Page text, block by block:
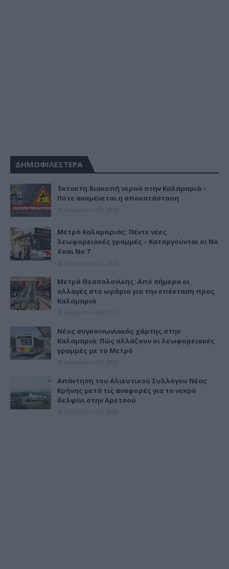
ΔΗΜΟΦΙΛΕΣΤΕΡΑ
Έκτακτη διακοπή νερού στην Καλαμαριά –
Πότε αναμένεται η αποκατάσταση
Μετρό Καλαμαριάς: Πέντε νέες
λεωφορειακές γραμμές – Καταργούνται οι Νο
6 και Νο 7
Μετρό Θεσσαλονίκης: Από σήμερα οι
αλλαγές στο ωράριο για την επέκταση προς
Καλαμαριά
Νέος συγκοινωνιακός χάρτης στην
Καλαμαριά: Πώς αλλάζουν οι λεωφορειακές
γραμμές με το Μετρό
Απάντηση του Αλιευτικού Συλλόγου Νέας
Κρήνης μετά τις αναφορές για το νεκρό
δελφίνι στην Αρετσού